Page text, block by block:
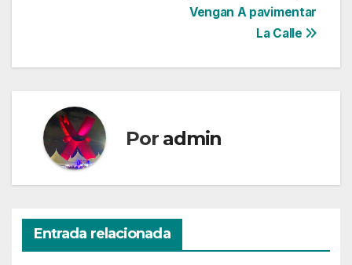
Vengan A pavimentar
La Calle
Por admin
Entrada relacionada